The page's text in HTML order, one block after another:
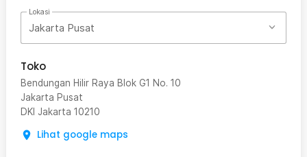
Lokasi
Jakarta Pusat
Toko
Bendungan Hilir Raya Blok G1 No. 10
Jakarta Pusat
DKI Jakarta 10210
Lihat google maps